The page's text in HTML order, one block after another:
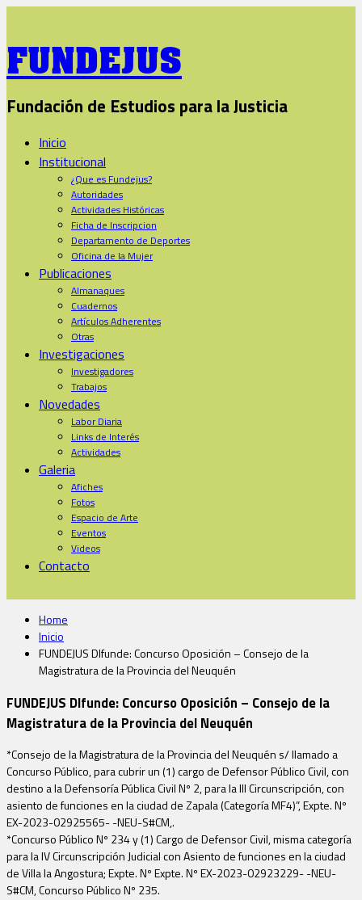
FUNDEJUS
Fundación de Estudios para la Justicia
Inicio
Institucional
¿Que es Fundejus?
Autoridades
Actividades Históricas
Ficha de Inscripcion
Departamento de Deportes
Oficina de la Mujer
Publicaciones
Almanaques
Cuadernos
Artículos Adherentes
Otras
Investigaciones
Investigadores
Trabajos
Novedades
Labor Diaria
Links de Interés
Actividades
Galeria
Afiches
Fotos
Espacio de Arte
Eventos
Videos
Contacto
Home
Inicio
FUNDEJUS DIfunde: Concurso Oposición – Consejo de la
Magistratura de la Provincia del Neuquén
FUNDEJUS DIfunde: Concurso Oposición – Consejo de la
Magistratura de la Provincia del Neuquén
*Consejo de la Magistratura de la Provincia del Neuquén s/ llamado a
Concurso Público, para cubrir un (1) cargo de Defensor Público Civil, con
destino a la Defensoría Pública Civil Nº 2, para la III Circunscripción, con
asiento de funciones en la ciudad de Zapala (Categoría MF4)”, Expte. Nº
EX-2023-02925565- -NEU-S#CM,.
*Concurso Público Nº 234 y (1) Cargo de Defensor Civil, misma categoría
para la IV Circunscripción Judicial con Asiento de funciones en la ciudad
de Villa la Angostura; Expte. Nº Expte. Nº EX-2023-02923229- -NEU-
S#CM, Concurso Público Nº 235.